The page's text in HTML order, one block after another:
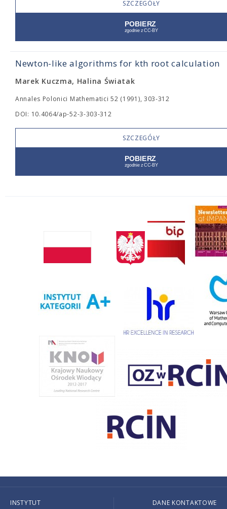
SZCZEGÓŁY
Newton-like algorithms for kth root calculation
Marek Kuczma, Halina Światak
Annales Polonici Mathematici 52 (1991), 303-312
DOI: 10.4064/ap-52-3-303-312
SZCZEGÓŁY
INSTYTUT
DANE KONTAKTOWE